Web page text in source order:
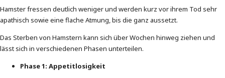
Hamster fressen deutlich weniger und werden kurz vor ihrem Tod sehr
apathisch sowie eine flache Atmung, bis die ganz aussetzt.
Das Sterben von Hamstern kann sich über Wochen hinweg ziehen und
lässt sich in verschiedenen Phasen unterteilen.
Phase 1: Appetitlosigkeit